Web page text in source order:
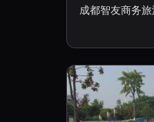
成都智友商务